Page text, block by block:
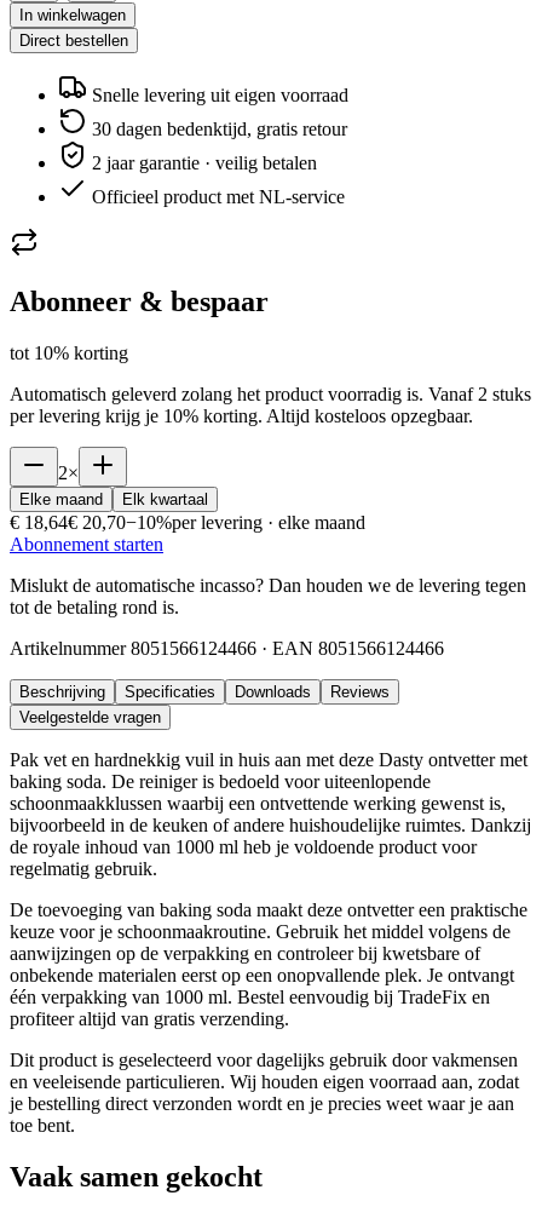
In winkelwagen
Direct bestellen
Snelle levering uit eigen voorraad
30 dagen bedenktijd, gratis retour
2 jaar garantie · veilig betalen
Officieel product met NL-service
Abonneer & bespaar
tot 10% korting
Automatisch geleverd zolang het product voorradig is. Vanaf 2 stuks
per levering krijg je 10% korting. Altijd kosteloos opzegbaar.
2×
Elke maand Elk kwartaal
€ 18,64€ 20,70−10%per levering · elke maand
Abonnement starten
Mislukt de automatische incasso? Dan houden we de levering tegen
tot de betaling rond is.
Artikelnummer8051566124466 · EAN 8051566124466
Beschrijving Specificaties Downloads
Reviews
Veelgestelde vragen
Pak vet en hardnekkig vuil in huis aan met deze Dasty ontvetter met
baking soda. De reiniger is bedoeld voor uiteenlopende
schoonmaakklussen waarbij een ontvettende werking gewenst is,
bijvoorbeeld in de keuken of andere huishoudelijke ruimtes. Dankzij
de royale inhoud van 1000 ml heb je voldoende product voor
regelmatig gebruik.
De toevoeging van baking soda maakt deze ontvetter een praktische
keuze voor je schoonmaakroutine. Gebruik het middel volgens de
aanwijzingen op de verpakking en controleer bij kwetsbare of
onbekende materialen eerst op een onopvallende plek. Je ontvangt
één verpakking van 1000 ml. Bestel eenvoudig bij TradeFix en
profiteer altijd van gratis verzending.
Dit product is geselecteerd voor dagelijks gebruik door vakmensen
en veeleisende particulieren. Wij houden eigen voorraad aan, zodat
je bestelling direct verzonden wordt en je precies weet waar je aan
toe bent.
Vaak samen gekocht